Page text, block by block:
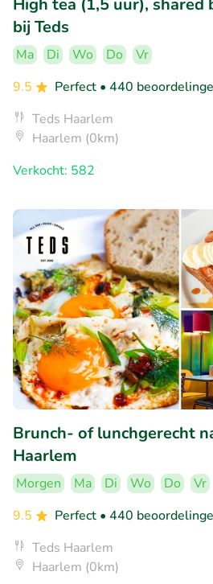
bij Teds
Ma Di Wo Do
Vr
9.5
Perfect • 440
Teds Haarlem
Haarlem (0km)
Verkocht: 582
Brunch- of lunchgerecht
Haarlem
Morgen Ma Di Wo Do
Vr
9.5
Perfect • 440
Teds Haarlem
Haarlem (0km)